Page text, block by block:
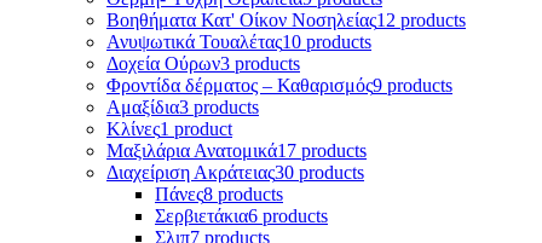
Βοηθήματα Κατ' Οίκον Νοσηλείας12 products
Ανυψωτικά Τουαλέτας10 products
Δοχεία Ούρων3 products
Φροντίδα δέρματος – Καθαρισμός9 products
Αμαξίδια3 products
Κλίνες1 product
Μαξιλάρια Ανατομικά17 products
Διαχείριση Ακράτειας30 products
Πάνες8 products
Σερβιετάκια6 products
Σλιπ7 products